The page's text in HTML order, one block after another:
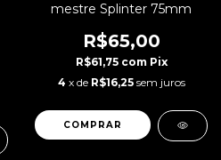
mestre Splinter 75mm
R$65,00
R$61,75 com Pix
4 x de R$16,25 sem juros